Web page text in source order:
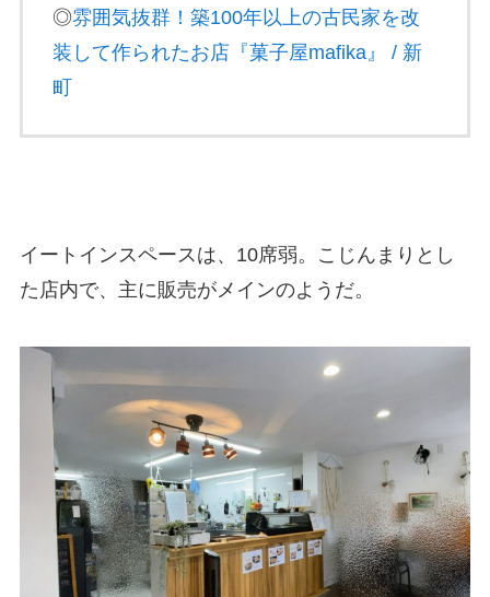
◎雰囲気抜群！築100年以上の古民家を改
装して作られたお店『菓子屋mafika』 / 新
町
イートインスペースは、10席弱。こじんまりとし
た店内で、主に販売がメインのようだ。